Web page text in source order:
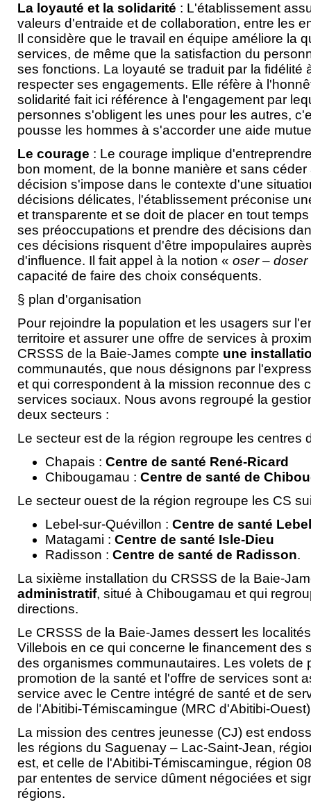
La loyauté et la solidarité : L'établissement
valeurs d'entraide et de collaboration, entre les
Il considère que le travail en équipe améliore la
services, de même que la satisfaction du
ses fonctions. La loyauté se traduit par la fidélité
respecter ses engagements. Elle réfère à
solidarité fait ici référence à l'engagement par
personnes s'obligent les unes pour les autres,
pousse les hommes à s'accorder une aide
Le courage : Le courage implique
bon moment, de la bonne manière et sans
décision s'impose dans le contexte d'une
décisions délicates, l'établissement préconise
et transparente et se doit de placer en tout
ses préoccupations et prendre des décisions
ces décisions risquent d'être impopulaires
d'influence. Il fait appel à la notion « oser – doser
capacité de faire des choix conséquents.
§ plan d'organisation
Pour rejoindre la population et les usagers sur
territoire et assurer une offre de services à
CRSSS de la Baie-James compte une
communautés, que nous désignons par
et qui correspondent à la mission reconnue des
services sociaux. Nous avons regroupé la
deux secteurs :
Le secteur est de la région regroupe les centres
Chapais : Centre de santé René-Ricard
Chibougamau : Centre de santé de
Le secteur ouest de la région regroupe les CS
Lebel-sur-Quévillon : Centre de santé Lebel
Matagami : Centre de santé Isle-Dieu
Radisson : Centre de santé de Radisson.
La sixième installation du CRSSS de la Baie-
administratif, situé à Chibougamau et qui
directions.
Le CRSSS de la Baie-James dessert les
Villebois en ce qui concerne le financement des
des organismes communautaires. Les volets de
promotion de la santé et l'offre de services sont
service avec le Centre intégré de santé et de
de l'Abitibi-Témiscamingue (MRC d'Abitibi-
La mission des centres jeunesse (CJ) est
les régions du Saguenay – Lac-Saint-Jean,
est, et celle de l'Abitibi-Témiscamingue, région
par ententes de service dûment négociées et
régions.